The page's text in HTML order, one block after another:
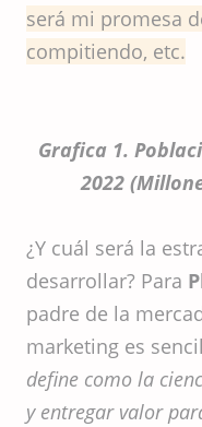
será mi promesa
compitiendo, etc.
Grafica 1.
2022
¿Y cuál será la
desarrollar? Para
padre de la
marketing es
define como la
y entregar valor